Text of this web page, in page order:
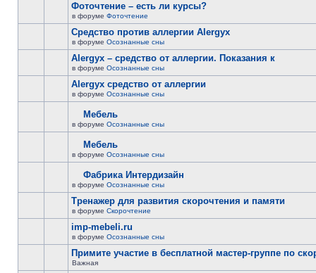
Фоточтение – есть ли курсы?
в форуме Фоточтение
Cредство против аллергии Alergyx
в форуме Осознанные сны
Alergyx – средство от аллергии. Показания к
в форуме Осознанные сны
Alergyx средство от аллергии
в форуме Осознанные сны
Мебель
в форуме Осознанные сны
Мебель
в форуме Осознанные сны
Фабрика Интердизайн
в форуме Осознанные сны
Тренажер для развития скорочтения и памяти
в форуме Скорочтение
imp-mebeli.ru
в форуме Осознанные сны
Примите участие в бесплатной мастер-группе по
Важная